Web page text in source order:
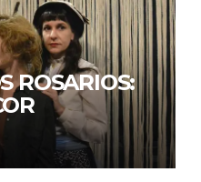
ROSARIOS: